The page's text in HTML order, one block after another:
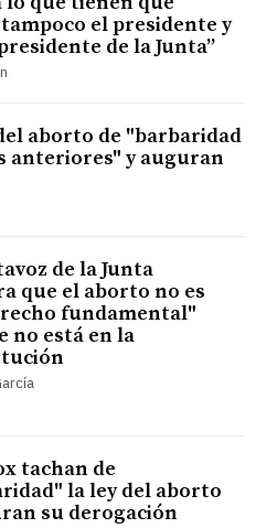
el presidente y
de la Junta”
aborto de "barbaridad
anteriores" y auguran
de la Junta
que el aborto no es
fundamental"
no está en la
tachan de
la ley del aborto
su derogación